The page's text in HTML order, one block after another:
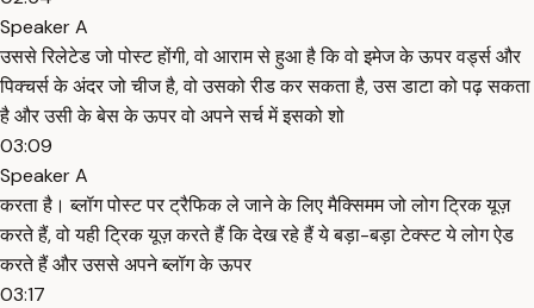
Speaker A
उससे रिलेटेड जो पोस्ट होंगी, वो आराम से हुआ है कि वो इमेज के ऊपर वर्ड्स और
पिक्चर्स के अंदर जो चीज है, वो उसको रीड कर सकता है, उस डाटा को पढ़ सकता
है और उसी के बेस के ऊपर वो अपने सर्च में इसको शो
03:09
Speaker A
करता है। ब्लॉग पोस्ट पर ट्रैफिक ले जाने के लिए मैक्सिमम जो लोग ट्रिक यूज़
करते हैं, वो यही ट्रिक यूज़ करते हैं कि देख रहे हैं ये बड़ा-बड़ा टेक्स्ट ये लोग ऐड
करते हैं और उससे अपने ब्लॉग के ऊपर
03:17